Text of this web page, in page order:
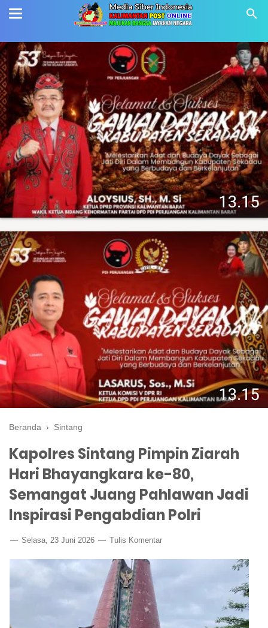
Beranda › Sintang
Kapolres Sintang Pimpin Ziarah
Hari Bhayangkara ke-80,
Semangat Juang Pahlawan Jadi
Inspirasi Pengabdian Polri
Selasa, 23 Juni 2026 Tulis Komentar